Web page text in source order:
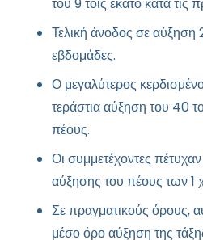
Τελική άνοδος σε αύξηση
εβδομάδες.
Ο μεγαλύτερος
τεράστια αύξηση του 40
πέους.
Οι συμμετέχοντες
αύξησης του πέους των 1
Σε πραγματικούς όρους,
μέσο όρο αύξηση της